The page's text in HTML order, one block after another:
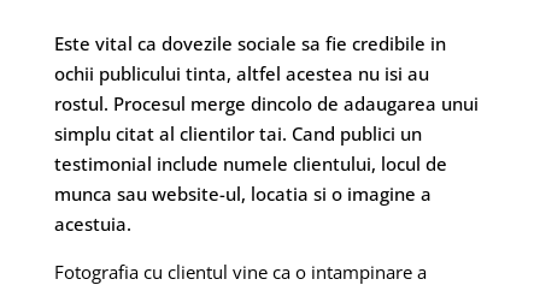
Este vital ca dovezile sociale sa fie credibile in
ochii publicului tinta, altfel acestea nu isi au
rostul. Procesul merge dincolo de adaugarea unui
simplu citat al clientilor tai. Cand publici un
testimonial include numele clientului, locul de
munca sau website-ul, locatia si o imagine a
acestuia.
Fotografia cu clientul vine ca o intampinare a